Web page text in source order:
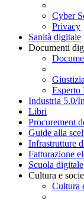
Cyber
Privacy
Sanità digitale
Documenti
Esperto
Industria 5.0/
Libri
Procurement
Guide alla
Infrastrutture
Fatturazione
Scuola digitale
Cultura e
Cultura